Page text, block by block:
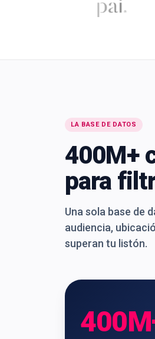
LA BASE DE DATOS
400M+
para
Una sola base de
audiencia,
superan tu listón.